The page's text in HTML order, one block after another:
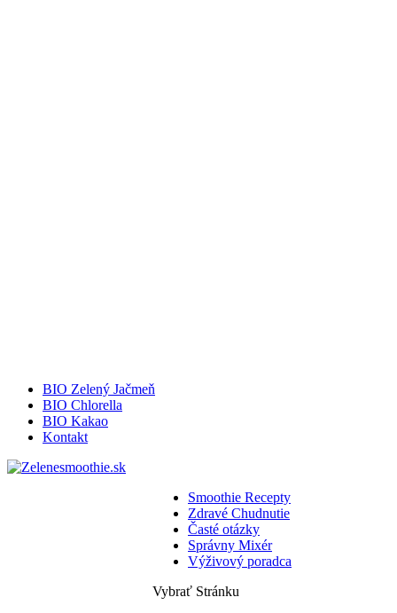
BIO Zelený Jačmeň
BIO Chlorella
BIO Kakao
Kontakt
Smoothie Recepty
Zdravé Chudnutie
Časté otázky
Správny Mixér
Výživový poradca
Vybrať Stránku